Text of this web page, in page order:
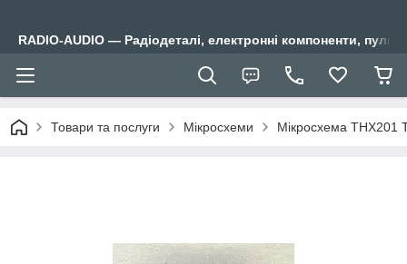
RADIO-AUDIO — Радіодеталі, електронні компоненти,
Товари та послуги Мікросхеми Мікросхема THX201